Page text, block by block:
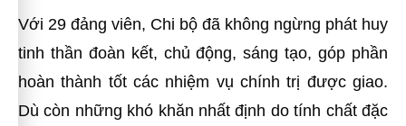
Với 29 đảng viên, Chi bộ đã không ngừng phát huy
tinh thần đoàn kết, chủ động, sáng tạo, góp phần
hoàn thành tốt các nhiệm vụ chính trị được giao.
Dù còn những khó khăn nhất định do tính chất đặc